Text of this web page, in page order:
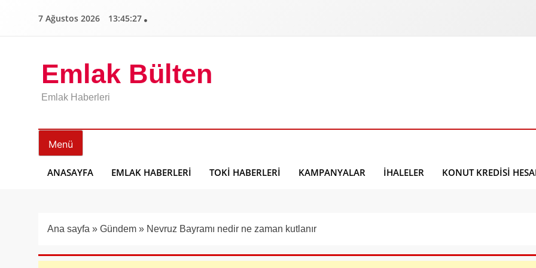
7 Ağustos 2026 13:45:28
Emlak Bülten
Emlak Haberleri
Menü
ANASAYFA EMLAK HABERLERI TOKI HABERLERI KAMPANYALAR İHALELER KONUT KREDISI
Ana sayfa » Gündem » Nevruz Bayramı nedir ne zaman kutlanır